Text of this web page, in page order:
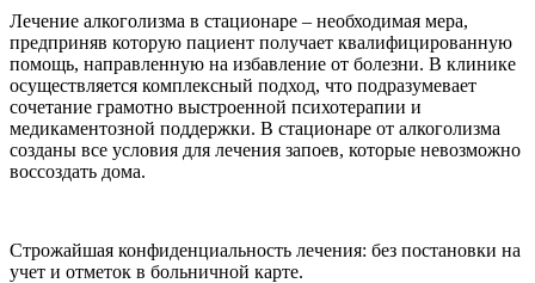
Лечение алкоголизма в стационаре – необходимая мера,
предприняв которую пациент получает квалифицированную
помощь, направленную на избавление от болезни. В клинике
осуществляется комплексный подход, что подразумевает
сочетание грамотно выстроенной психотерапии и
медикаментозной поддержки. В стационаре от алкоголизма
созданы все условия для лечения запоев, которые невозможно
воссоздать дома.
Строжайшая конфиденциальность лечения: без постановки на
учет и отметок в больничной карте.